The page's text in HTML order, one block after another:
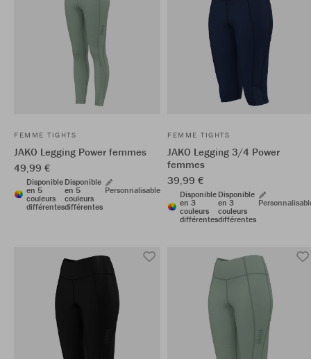
FEMME TIGHTS
JAKO Legging Power femmes
49,99 €
Disponible
en 5
couleurs
différentes
Disponible
en 5
couleurs
différentes
Personnalisable
FEMME TIGHTS
JAKO Legging 3/4 Power
femmes
39,99 €
Disponible
en 3
couleurs
différentes
Disponible
en 3
couleurs
différentes